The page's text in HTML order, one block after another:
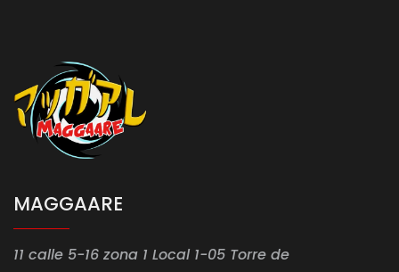
MAGGAARE
11 calle 5-16 zona 1 Local 1-05 Torre de